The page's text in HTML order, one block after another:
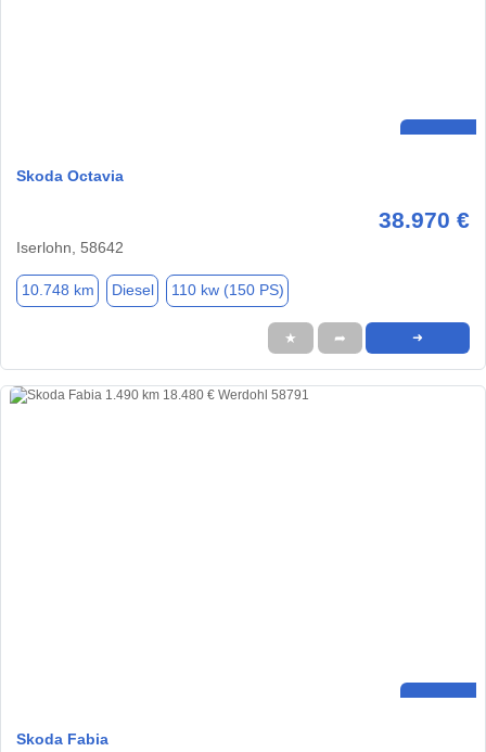
Skoda Octavia
38.970 €
Iserlohn, 58642
10.748 km Diesel 110 kw (150 PS)
★ ➦ ➜
Skoda Fabia